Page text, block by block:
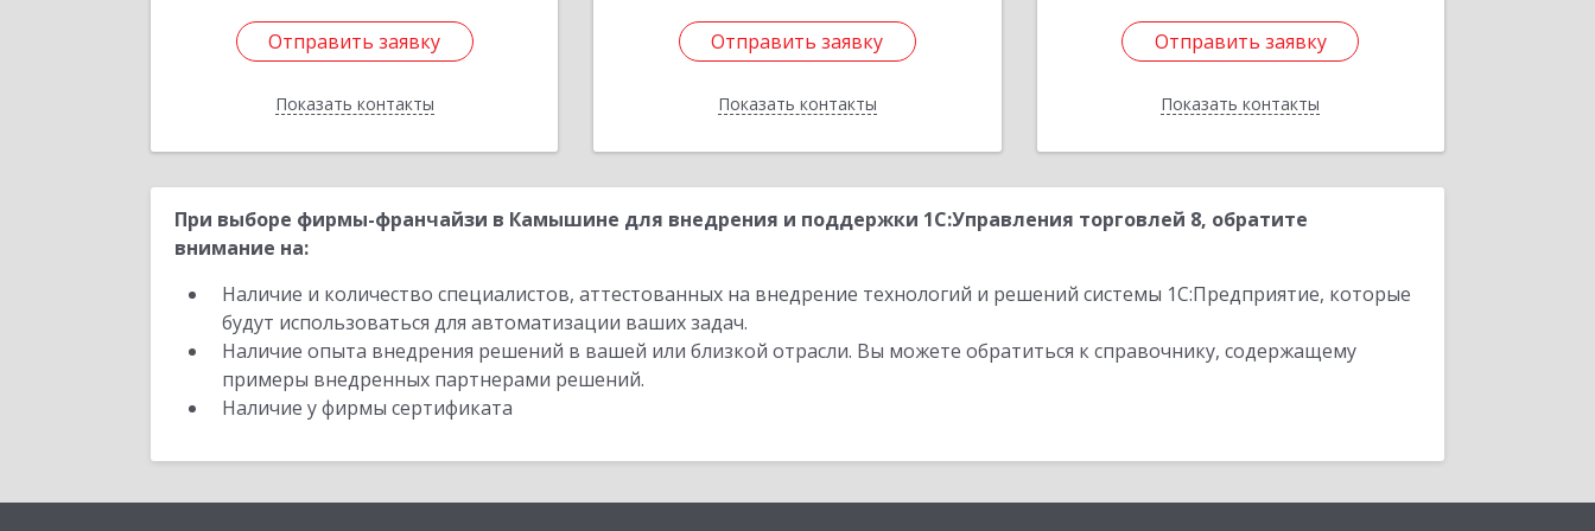
Отправить заявку
Показать контакты
Отправить заявку
Назад
Отправить заявку
Показать контакты
Отправить заявку
Назад
Отправить заявку
Показать контакты
Отправить заявку
Назад
При выборе фирмы-франчайзи в Камышине для внедрения и поддержки 1С:Управления торговлей 8, обратите
внимание на:
Наличие и количество специалистов, аттестованных на внедрение технологий и решений системы 1С:Предприятие, которые
будут использоваться для автоматизации ваших задач.
Наличие опыта внедрения решений в вашей или близкой отрасли. Вы можете обратиться к справочнику, содержащему
примеры внедренных партнерами решений.
Наличие у фирмы сертификата